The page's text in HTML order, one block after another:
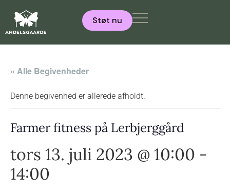
Støt nu
« Alle Begivenheder
Denne begivenhed er allerede afholdt.
Farmer fitness på Lerbjerggård
tors 13. juli 2023 @ 10:00 -
14:00